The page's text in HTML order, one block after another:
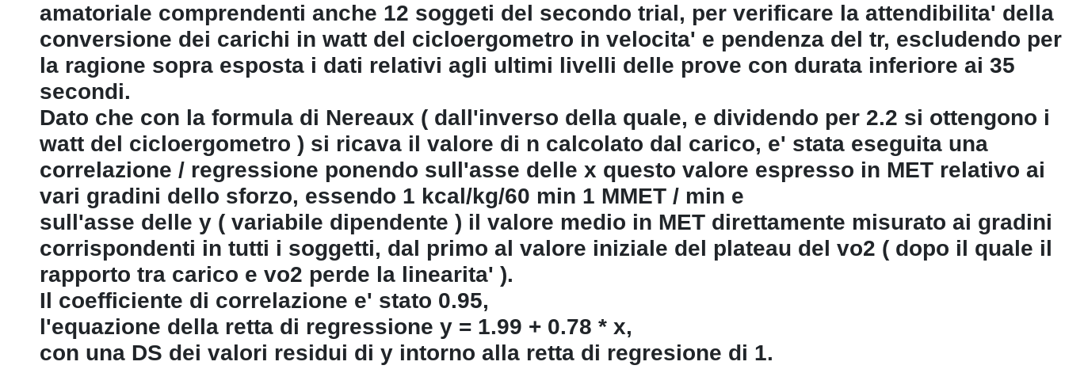
amatoriale comprendenti anche 12 soggeti del secondo trial, per verificare la attendibilita' della
conversione dei carichi in watt del cicloergometro in velocita' e pendenza del tr, escludendo per
la ragione sopra esposta i dati relativi agli ultimi livelli delle prove con durata inferiore ai 35
secondi.
Dato che con la formula di Nereaux ( dall'inverso della quale, e dividendo per 2.2 si ottengono i
watt del cicloergometro ) si ricava il valore di n calcolato dal carico, e' stata eseguita una
correlazione / regressione ponendo sull'asse delle x questo valore espresso in MET relativo ai
vari gradini dello sforzo, essendo 1 kcal/kg/60 min 1 MMET / min e
sull'asse delle y ( variabile dipendente ) il valore medio in MET direttamente misurato ai gradini
corrispondenti in tutti i soggetti, dal primo al valore iniziale del plateau del vo2 ( dopo il quale il
rapporto tra carico e vo2 perde la linearita' ).
Il coefficiente di correlazione e' stato 0.95,
l'equazione della retta di regressione y = 1.99 + 0.78 * x,
con una DS dei valori residui di y intorno alla retta di regresione di 1.